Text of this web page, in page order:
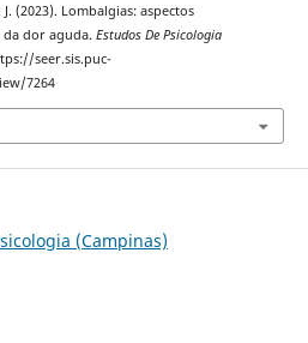
J. (2023). Lombalgias: aspectos
da dor aguda. Estudos De Psicologia
seer.sis.puc-
7264
(Campinas)